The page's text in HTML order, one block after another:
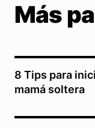
Más
8 Tips para
mamá soltera